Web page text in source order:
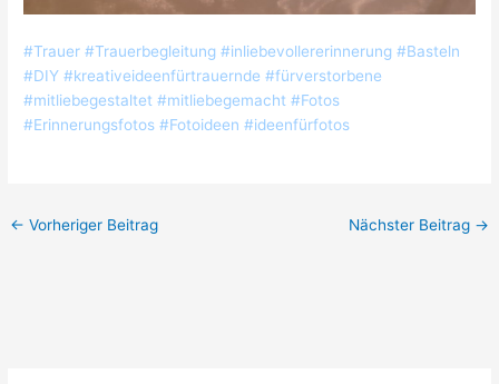
#Trauer #Trauerbegleitung #inliebevollererinnerung #Basteln
#DIY #kreativeideenfürtrauernde #fürverstorbene
#mitliebegestaltet #mitliebegemacht #Fotos
#Erinnerungsfotos #Fotoideen #ideenfürfotos
← Vorheriger Beitrag Nächster Beitrag →